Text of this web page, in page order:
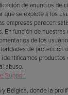
de anuncios de
que se explote a los
empresas parecen
En función de nuestras
de los
de protección
productos
abuso.
Support
Bélgica, donde la